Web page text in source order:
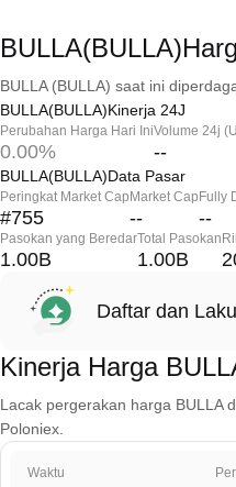
BULLA (BULLA) saat ini
BULLA(BULLA)Kinerja 24J
Perubahan Harga Hari Ini
0.00%
Volume 24j
--
BULLA(BULLA)Data Pasar
Peringkat Market Cap
#755
Market Cap
--
Fully
--
Pasokan yang Beredar
1.00B
Total Pasokan
1.00B
Daftar dan
Kinerja Harga
Lacak pergerakan harga BULLA
Poloniex.
Waktu